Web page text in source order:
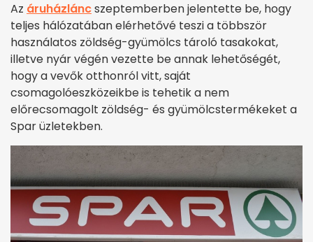
Az áruházláncszeptemberben jelentette be, hogy
teljes hálózatában elérhetővé teszi a többször
használatos zöldség-gyümölcs tároló tasakokat,
illetve nyár végén vezette be annak lehetőségét,
hogy a vevők otthonról vitt, saját
csomagolóeszközeikbe is tehetik a nem
előrecsomagolt zöldség- és gyümölcstermékeket a
Spar üzletekben.